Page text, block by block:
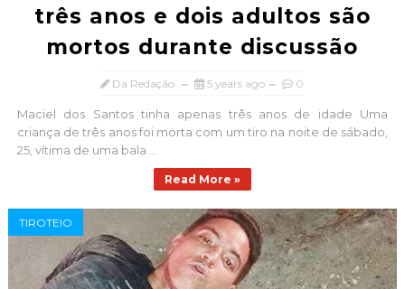
três anos e dois adultos são
mortos durante discussão
Da Redação 5 years ago 0
Maciel dos Santos tinha apenas três anos de idade Uma
criança de três anos foi morta com um tiro na noite de sábado,
25, vítima de uma bala ...
Read More »
TIROTEIO